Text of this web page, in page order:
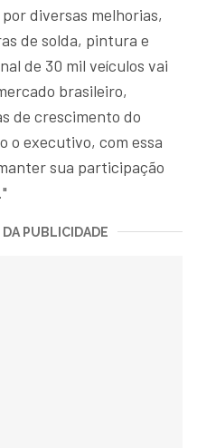
diversas melhorias,
de solda, pintura e
de 30 mil veículos vai
brasileiro,
de crescimento do
o executivo, com essa
sua participação
PUBLICIDADE